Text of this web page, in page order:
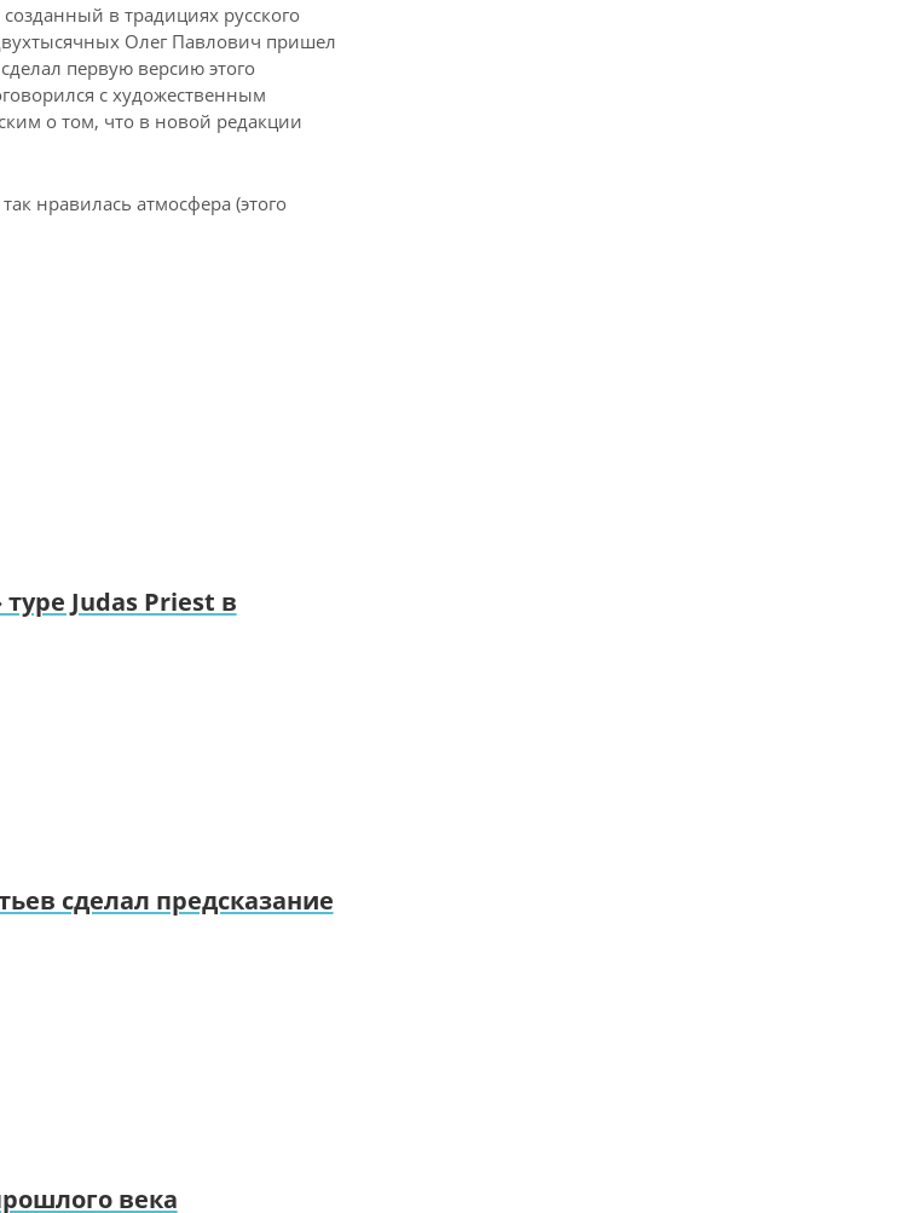
в традициях русского
Олег Павлович пришел
первую версию этого
с художественным
о том, что в новой редакции
нравилась атмосфера (этого
Judas Priest в
сделал предсказание
века